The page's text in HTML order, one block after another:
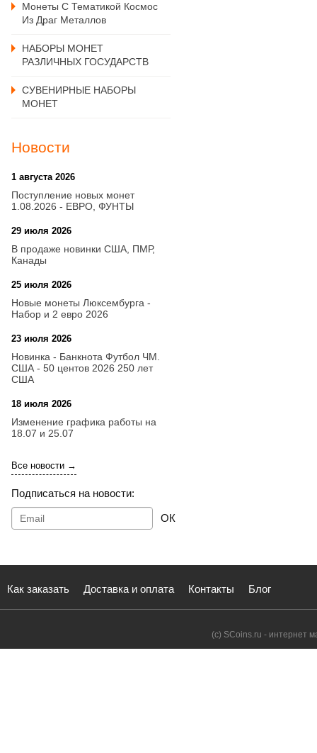
Монеты С Тематикой Космос
Из Драг Металлов
НАБОРЫ МОНЕТ
РАЗЛИЧНЫХ ГОСУДАРСТВ
СУВЕНИРНЫЕ НАБОРЫ
МОНЕТ
Новости
1 августа 2026
Поступление новых монет
1.08.2026 - ЕВРО, ФУНТЫ
29 июля 2026
В продаже новинки США, ПМР,
Канады
25 июля 2026
Новые монеты Люксембурга -
Набор и 2 евро 2026
23 июля 2026
Новинка - Банкнота Футбол ЧМ.
США - 50 центов 2026 250 лет
США
18 июля 2026
Изменение графика работы на
18.07 и 25.07
Все новости →
Подписаться на новости:
ОК
Как заказать Доставка и оплата Контакты Блог
(с) SCoins.ru - интернет